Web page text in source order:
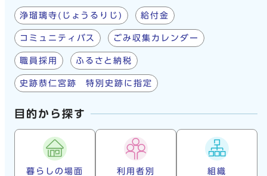
浄瑠璃寺(じょうるりじ) 給付金
コミュニティバス ごみ収集カレンダー
職員採用 ふるさと納税
史跡恭仁宮跡 特別史跡に指定
目的から探す
暮らしの場面 利用者別 組織